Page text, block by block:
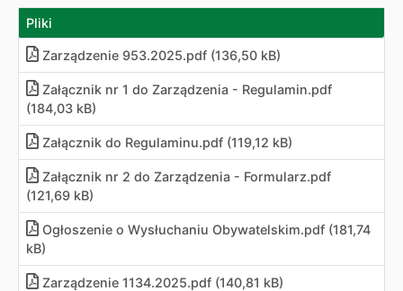
Pliki
Zarządzenie 953.2025.pdf (136,50 kB)
Załącznik nr 1 do Zarządzenia - Regulamin.pdf
(184,03 kB)
Załącznik do Regulaminu.pdf (119,12 kB)
Załącznik nr 2 do Zarządzenia - Formularz.pdf
(121,69 kB)
Ogłoszenie o Wysłuchaniu Obywatelskim.pdf (181,74
kB)
Zarządzenie 1134.2025.pdf (140,81 kB)